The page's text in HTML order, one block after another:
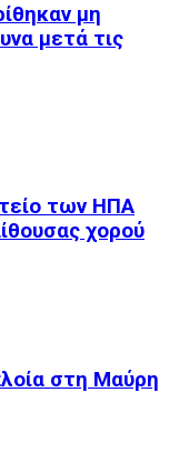
μη
μετά τις
των ΗΠΑ
χορού
στη Μαύρη